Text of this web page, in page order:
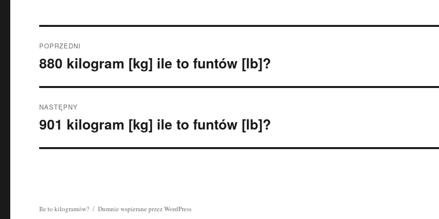
wpisu
POPRZEDNI
Poprzedni
880 kilogram [kg] ile to funtów [lb]?
NASTĘPNY
Następny
901 kilogram [kg] ile to funtów [lb]?
Ile to kilogramów? Dumnie wspierane przez WordPress